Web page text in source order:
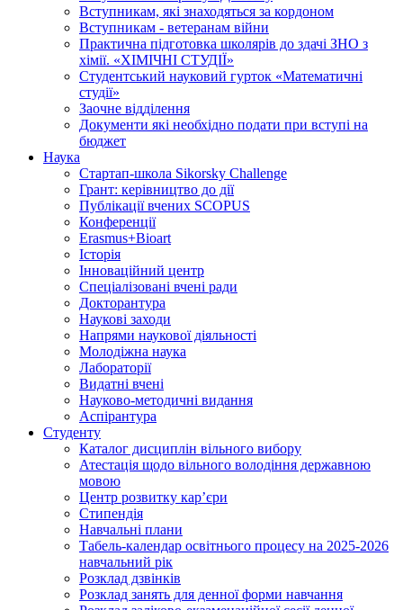
Вступникам, які знаходяться за кордоном
Вступникам - ветеранам війни
Практична підготовка школярів до здачі ЗНО з
хімії. «ХІМІЧНІ СТУДІЇ»
Студентський науковий гурток «Математичні
студії»
Заочне відділення
Документи які необхідно подати при вступі на
бюджет
Наука
Стартап-школа Sikorsky Challenge
Грант: керівництво до дії
Публікації вчених SCOPUS
Конференції
Erasmus+Bioart
Історія
Інноваційний центр
Спеціалізовані вчені ради
Докторантура
Наукові заходи
Напрями наукової діяльності
Молодіжна наука
Лабораторії
Видатні вчені
Науково-методичні видання
Аспірантура
Студенту
Каталог дисциплін вільного вибору
Атестація щодо вільного володіння державною
мовою
Центр розвитку кар’єри
Стипендія
Навчальні плани
Табель-календар освітнього процесу на 2025-2026
навчальний рік
Розклад дзвінків
Розклад занять для денної форми навчання